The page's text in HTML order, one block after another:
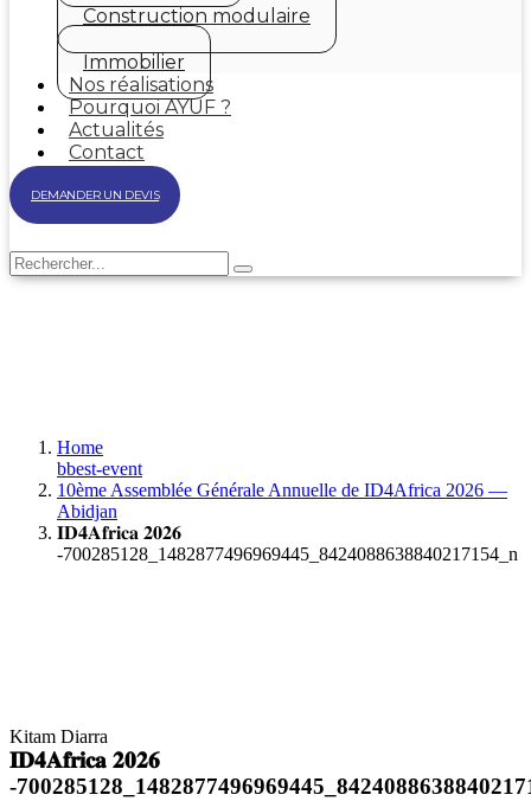
Construction modulaire
Immobilier
Nos réalisations
Pourquoi AYUF ?
Actualités
Contact
DEMANDER UN DEVIS
Home
bbest-event
10ème Assemblée Générale Annuelle de ID4Africa 2026 —
Abidjan
𝐈𝐃𝟒𝐀𝐟𝐫𝐢𝐜𝐚 𝟐𝟎𝟐𝟔
-700285128_1482877496969445_8424088638840217154_n
Kitam Diarra
𝐈𝐃𝟒𝐀𝐟𝐫𝐢𝐜𝐚 𝟐𝟎𝟐𝟔
-